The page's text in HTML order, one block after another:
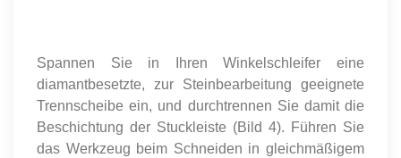
Spannen Sie in Ihren Winkelschleifer eine
diamantbesetzte, zur Steinbearbeitung geeignete
Trennscheibe ein, und durchtrennen Sie damit die
Beschichtung der Stuckleiste (Bild 4). Führen Sie
das Werkzeug beim Schneiden in gleichmäßigem